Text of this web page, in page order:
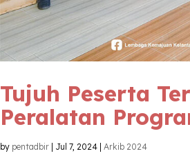
Tujuh Peserta
Peralatan
by pentadbir | Jul 7, 2024 |Arkib 2024